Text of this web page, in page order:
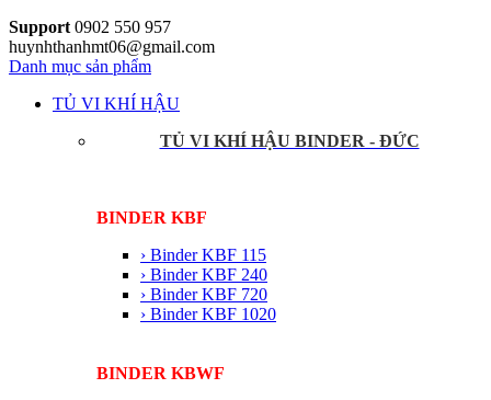
Support 0902 550 957
huynhthanhmt06@gmail.com
Danh mục sản phẩm
TỦ VI KHÍ HẬU
TỦ VI KHÍ HẬU BINDER - ĐỨC
BINDER KBF
› Binder KBF 115
› Binder KBF 240
› Binder KBF 720
› Binder KBF 1020
BINDER KBWF